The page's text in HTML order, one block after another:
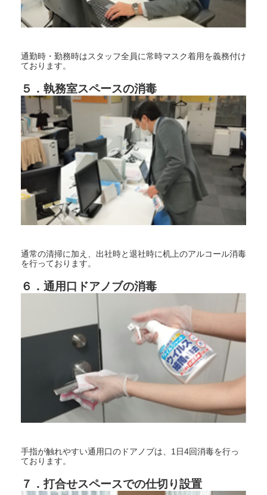
通勤時・勤務時はスタッフ全員に常時マスク着用を義務付け
ております。
５．執務室スペースの消毒
通常の清掃に加え、出社時と退社時に机上のアルコール消毒
を行っております。
６．通用口ドアノブの消毒
手指が触れやすい通用口のドアノブは、1日4回消毒を行っ
ております。
７．打合せスペースでの仕切り設置